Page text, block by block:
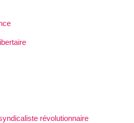
révolutionnaire